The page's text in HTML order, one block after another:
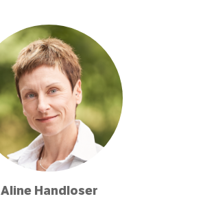
Aline Handloser